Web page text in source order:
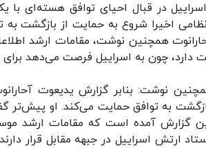
در قبال احیای توافق هسته‌ای با
اخیرا شروع به حمایت از بازگشت
همچنین نوشت، مقامات ارشد
دارد، چون به اسراییل فرصت می‌دهد
نوشت: بنابر گزارش یدیعوت
به توافق حمایت می‌کند. او پیش‌تر
گزارش آمده است که مقامات ارشد
ارتش اسراییل در جبهه مقابل قرار